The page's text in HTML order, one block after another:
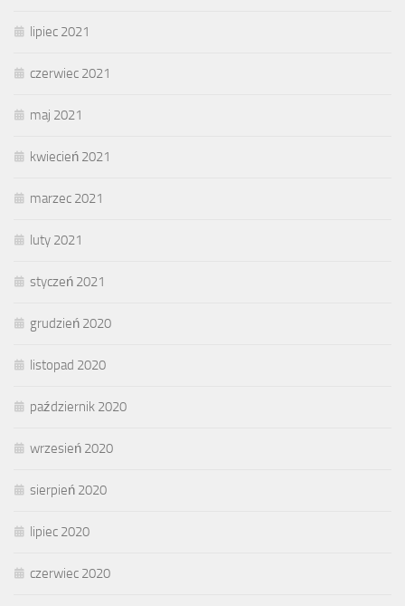
lipiec 2021
czerwiec 2021
maj 2021
kwiecień 2021
marzec 2021
luty 2021
styczeń 2021
grudzień 2020
listopad 2020
październik 2020
wrzesień 2020
sierpień 2020
lipiec 2020
czerwiec 2020